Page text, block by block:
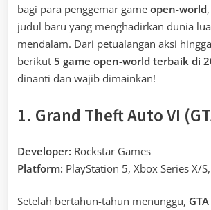
bagi para penggemar game open-world
judul baru yang menghadirkan dunia
mendalam. Dari petualangan aksi
berikut 5 game open-world terbaik di
dinanti dan wajib dimainkan!
1. Grand Theft Auto VI
Developer: Rockstar Games
Platform: PlayStation 5, Xbox Series X/
Setelah bertahun-tahun menunggu,